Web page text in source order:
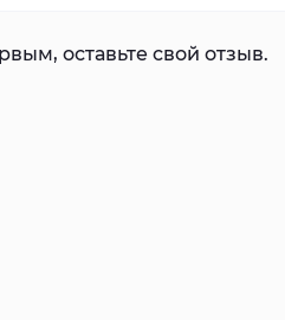
оставьте свой отзыв.